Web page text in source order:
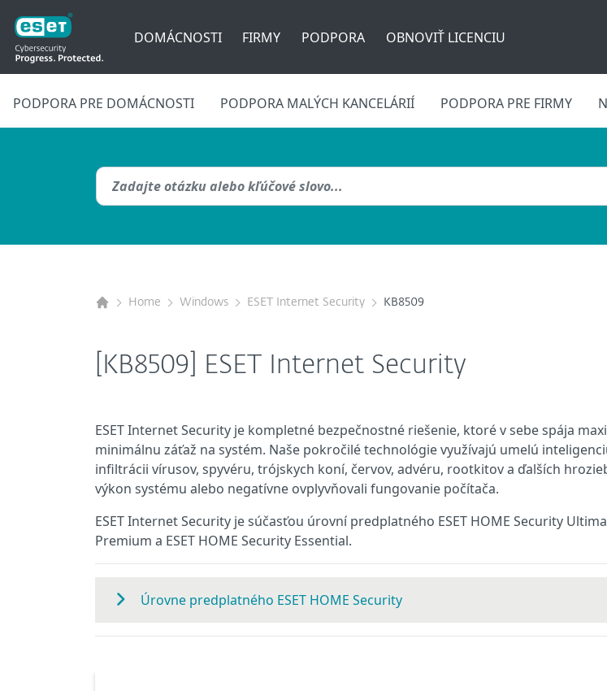
DOMÁCNOSTI FIRMY PODPORA OBNOVIŤ LICENCIU
PODPORA PRE DOMÁCNOSTI PODPORA MALÝCH KANCELÁRIÍ PODPORA PRE FIRMY
Home Windows ESET Internet Security KB8509
[KB8509] ESET Internet Security
ESET Internet Security je kompletné bezpečnostné riešenie, ktoré v sebe spája
minimálnu záťaž na systém. Naše pokročilé technológie využívajú umelú
infiltrácii vírusov, spyvéru, trójskych koní, červov, advéru, rootkitov a ďalších
výkon systému alebo negatívne ovplyvňovali fungovanie počítača.
ESET Internet Security je súčasťou úrovní predplatného ESET HOME Security
Premium a ESET HOME Security Essential.
Úrovne predplatného ESET HOME Security